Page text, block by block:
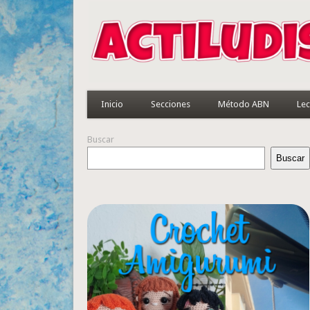
Inicio Secciones Método ABN
Buscar
Buscar